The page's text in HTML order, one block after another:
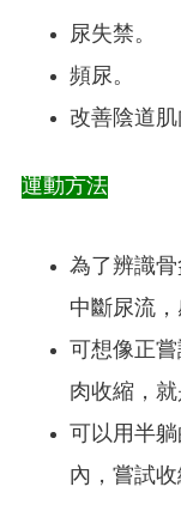
尿失禁。
頻尿。
改善陰道肌
運動方法
為了辨識
中斷尿流
可想像正
肉收縮，就
可以用半
內，嘗試